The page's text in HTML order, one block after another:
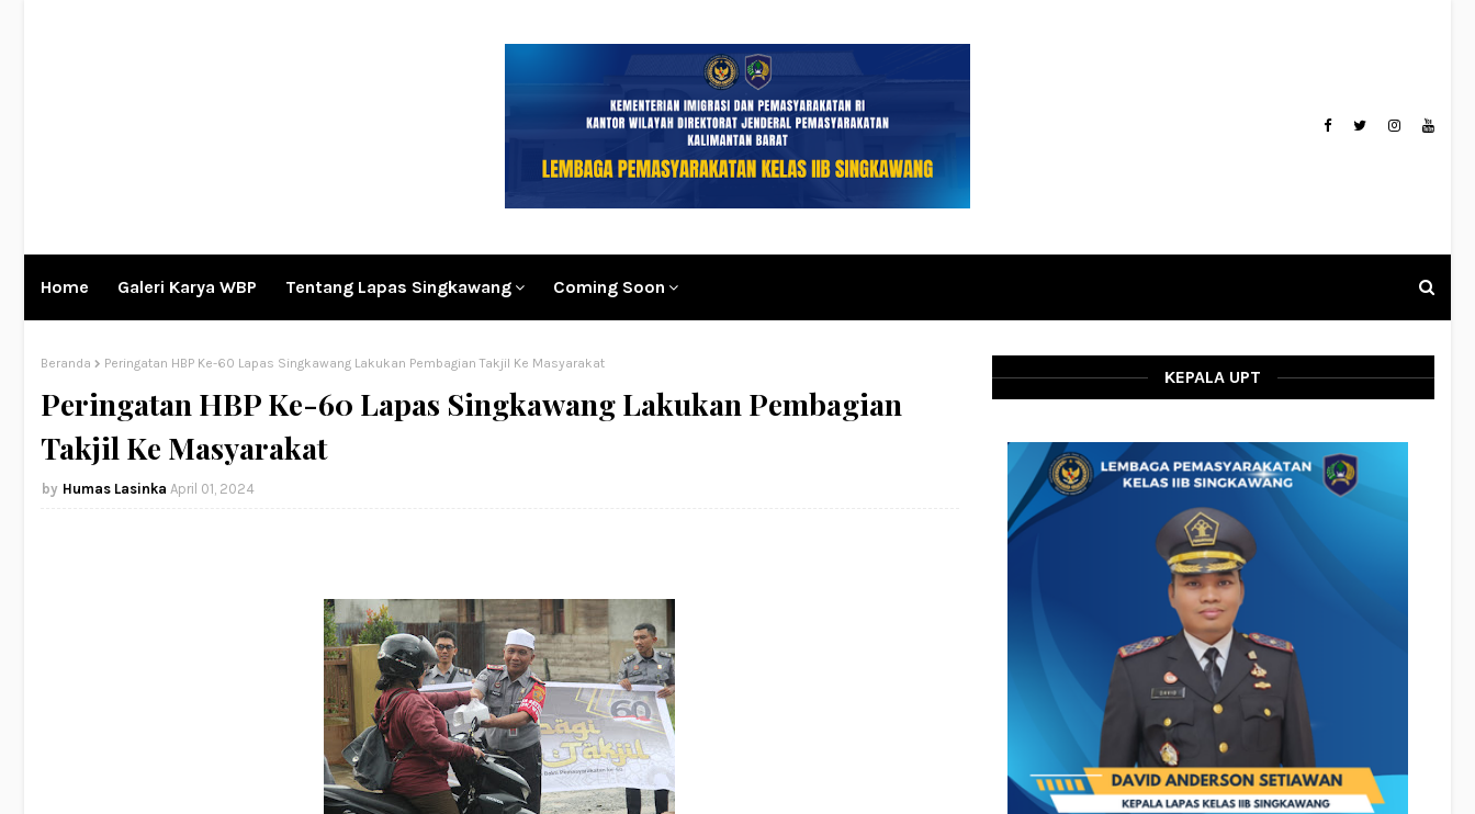
Home Galeri Karya WBP Tentang Lapas Singkawang Coming Soon
Beranda Peringatan HBP Ke-60 Lapas Singkawang Lakukan Pembagian Takjil Ke Masyarakat
Peringatan HBP Ke-60 Lapas Singkawang Lakukan Pembagian
Takjil Ke Masyarakat
Humas Lasinka April 01, 2024
KEPALA UPT